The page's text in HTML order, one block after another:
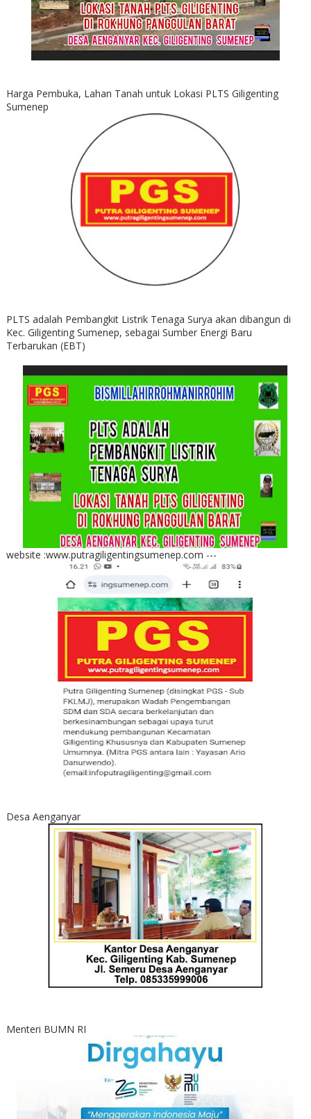
Harga Pembuka, Lahan Tanah untuk Lokasi PLTS Giligenting
Sumenep
PLTS adalah Pembangkit Listrik Tenaga Surya akan dibangun di
Kec. Giligenting Sumenep, sebagai Sumber Energi Baru
Terbarukan (EBT)
website :www.putragiligentingsumenep.com ---
Desa Aenganyar
Menteri BUMN RI